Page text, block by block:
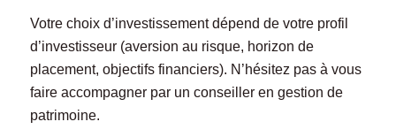
Votre choix d’investissement dépend de votre profil
d’investisseur (aversion au risque, horizon de
placement, objectifs financiers). N’hésitez pas à vous
faire accompagner par un conseiller en gestion de
patrimoine.